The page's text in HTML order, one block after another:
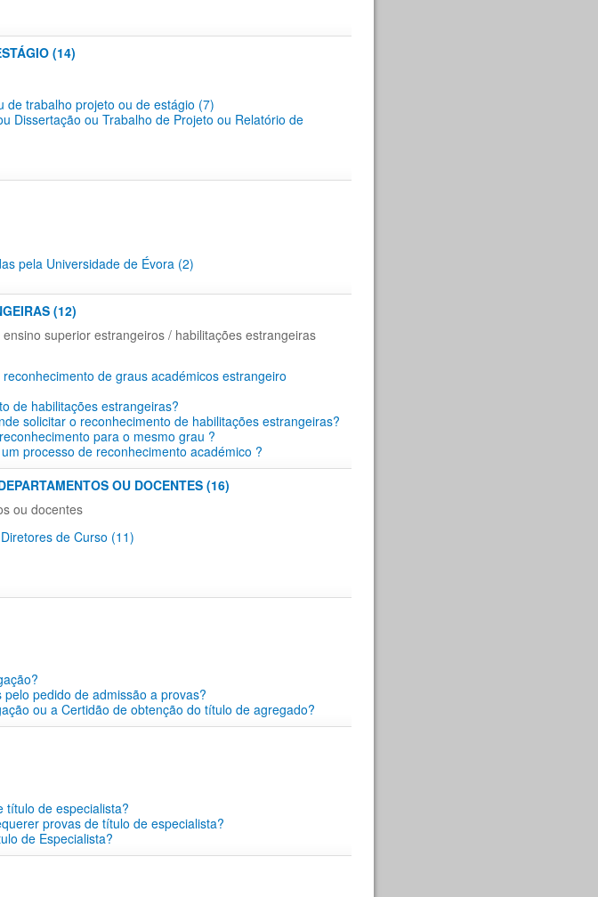
(14)
de trabalho projeto ou de estágio (7)
Dissertação ou Trabalho de Projeto ou Relatório de
pela Universidade de Évora (2)
(12)
superior estrangeiros / habilitações estrangeiras
de graus académicos estrangeiro
de habilitações estrangeiras?
solicitar o reconhecimento de habilitações estrangeiras?
para o mesmo grau ?
processo de reconhecimento académico ?
OU DOCENTES (16)
ou docentes
de Curso (11)
pedido de admissão a provas?
ou a Certidão de obtenção do título de agregado?
título de especialista?
provas de título de especialista?
de Especialista?